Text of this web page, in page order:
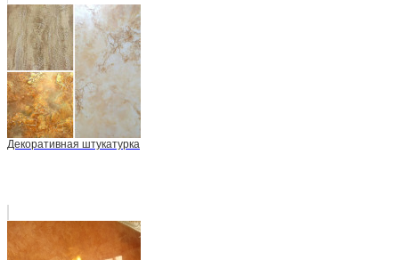
Декоративная штукатурка